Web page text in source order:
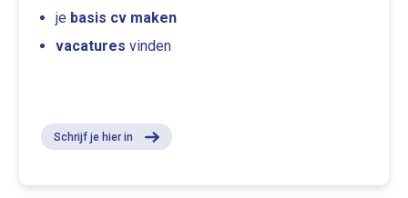
je basis cv maken
vacatures vinden
Schrijf je hier in